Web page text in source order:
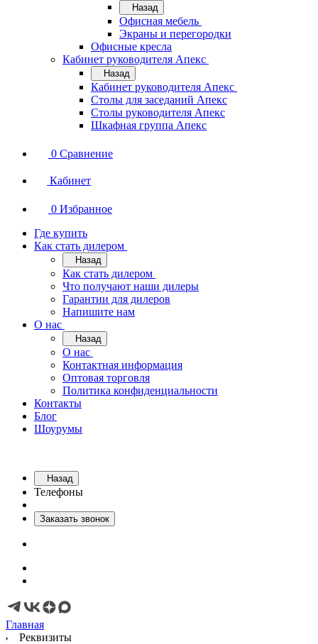
Назад
Офисная мебель
Экраны и перегородки
Офисные кресла
Кабинет руководителя Апекс
Назад
Кабинет руководителя Апекс
Столы для заседаний Апекс
Столы руководителя Апекс
Шкафная группа Апекс
0 Сравнение
Кабинет
0 Избранное
Где купить
Как стать дилером
Назад
Как стать дилером
Что получают наши дилеры
Гарантии для дилеров
Напишите нам
О нас
Назад
О нас
Контактная информация
Оптовая торговля
Политика конфиденциальности
Контакты
Блог
Шоурумы
Назад
Телефоны
Заказать звонок
Главная
Реквизиты